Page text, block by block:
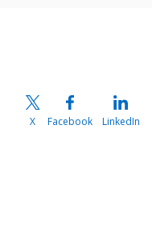
X Facebook LinkedIn